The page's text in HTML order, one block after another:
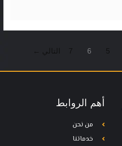
5
6
7 التالي ←
أهم الروابط
من نحن
خدماتنا